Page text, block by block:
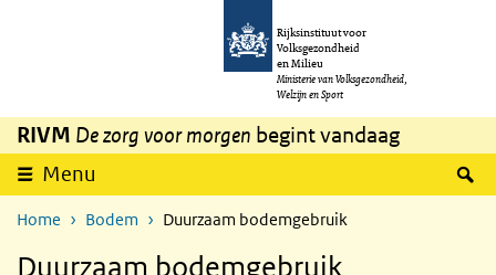
Overslaan en naar de inhoud gaan
Rijksinstituut voor
Volksgezondheid
en Milieu
Ministerie van Volksgezondheid,
Welzijn en Sport
RIVM De zorg voor morgen begint vandaag
Menu
Home Bodem Duurzaam bodemgebruik
Duurzaam bodemgebruik